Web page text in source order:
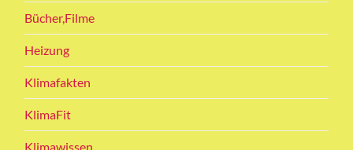
Bücher,Filme
Heizung
Klimafakten
KlimaFit
Klimawissen